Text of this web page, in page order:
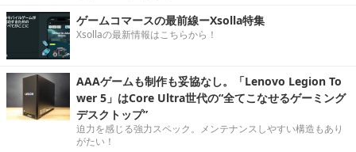
ゲームコマースの最前線ーXsolla特集
Xsollaの最新情報はこちらから！
AAAゲームも制作も妥協なし。「Lenovo Legion To
wer 5」はCore Ultra世代の“全てこなせるゲーミング
デスクトップ”
迫力を感じる強力スペック。メンテナンスしやすい構造もあり
がたい！